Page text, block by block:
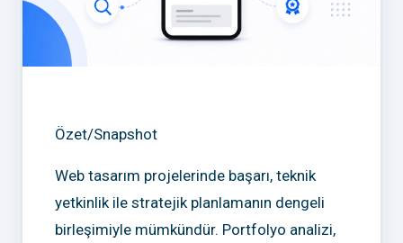
Özet/Snapshot
Web tasarım projelerinde başarı, teknik
yetkinlik ile stratejik planlamanın dengeli
birleşimiyle mümkündür. Portfolyo analizi,